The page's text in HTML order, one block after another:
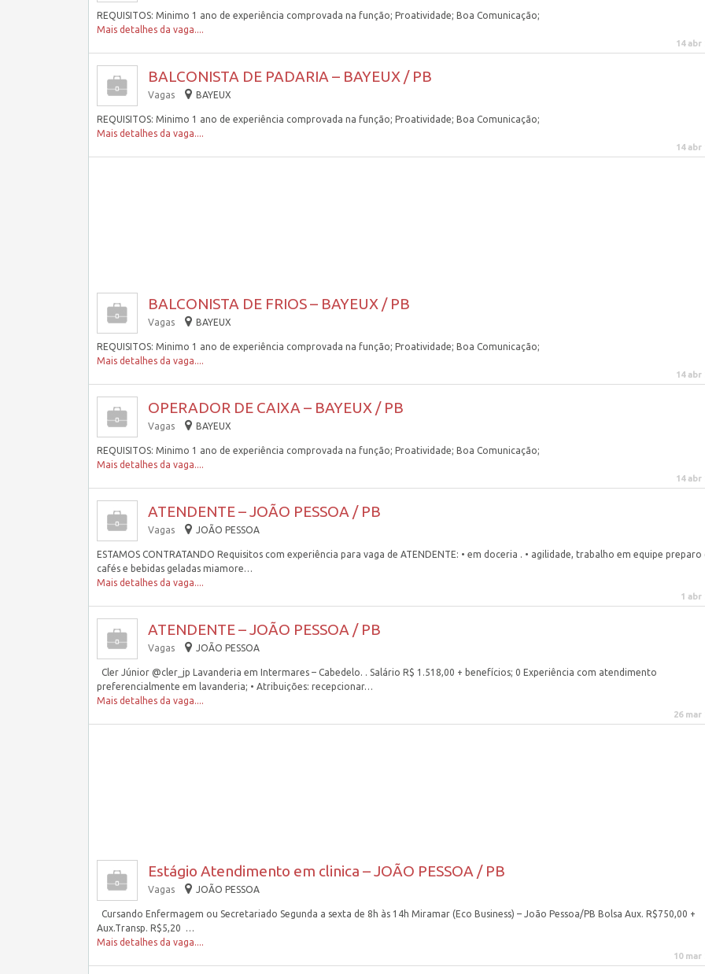
REQUISITOS: Minimo 1 ano de experiência comprovada na função; Proatividade; Boa Comunicação;
Mais detalhes da vaga....
14 abr
BALCONISTA DE PADARIA – BAYEUX / PB
Vagas BAYEUX
REQUISITOS: Minimo 1 ano de experiência comprovada na função; Proatividade; Boa Comunicação;
Mais detalhes da vaga....
14 abr
BALCONISTA DE FRIOS – BAYEUX / PB
Vagas BAYEUX
REQUISITOS: Minimo 1 ano de experiência comprovada na função; Proatividade; Boa Comunicação;
Mais detalhes da vaga....
14 abr
OPERADOR DE CAIXA – BAYEUX / PB
Vagas BAYEUX
REQUISITOS: Minimo 1 ano de experiência comprovada na função; Proatividade; Boa Comunicação;
Mais detalhes da vaga....
14 abr
ATENDENTE – JOÃO PESSOA / PB
Vagas JOÃO PESSOA
ESTAMOS CONTRATANDO Requisitos com experiência para vaga de ATENDENTE: • em doceria . • agilidade, trabalho em equipe preparo
cafés e bebidas geladas miamore…
Mais detalhes da vaga....
1 abr
ATENDENTE – JOÃO PESSOA / PB
Vagas JOÃO PESSOA
Cler Júnior @cler_jp Lavanderia em Intermares – Cabedelo. . Salário R$ 1.518,00 + benefícios; 0 Experiência com atendimento
preferencialmente em lavanderia; • Atribuições: recepcionar…
Mais detalhes da vaga....
26 mar
Estágio Atendimento em clinica – JOÃO PESSOA / PB
Vagas JOÃO PESSOA
Cursando Enfermagem ou Secretariado Segunda a sexta de 8h às 14h Miramar (Eco Business) – João Pessoa/PB Bolsa Aux. R$750,00 +
Aux.Transp. R$5,20 …
Mais detalhes da vaga....
10 mar